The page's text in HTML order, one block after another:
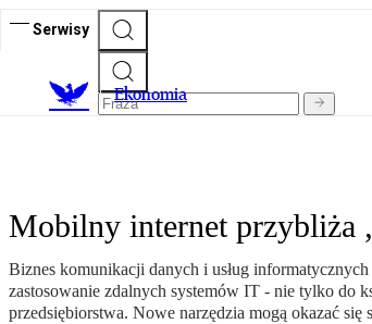
Serwisy
Ekonomia
Mobilny internet przybliża
Biznes komunikacji danych i usług
zastosowanie zdalnych systemów IT - nie tylko do
przedsiębiorstwa. Nowe narzędzia mogą okazać